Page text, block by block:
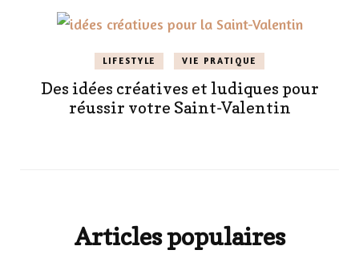
LIFESTYLE VIE PRATIQUE
Des idées créatives et ludiques pour
réussir votre Saint-Valentin
Articles populaires